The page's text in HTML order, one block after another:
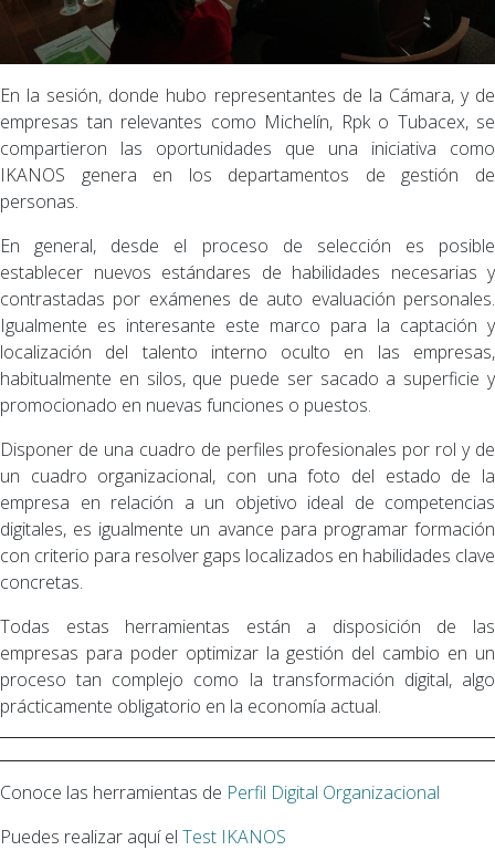
En la sesión, donde hubo representantes de la Cámara, y de
empresas tan relevantes como Michelín, Rpk o Tubacex, se
compartieron las oportunidades que una iniciativa como
IKANOS genera en los departamentos de gestión de
personas.
En general, desde el proceso de selección es posible
establecer nuevos estándares de habilidades necesarias y
contrastadas por exámenes de auto evaluación personales.
Igualmente es interesante este marco para la captación y
localización del talento interno oculto en las empresas,
habitualmente en silos, que puede ser sacado a superficie y
promocionado en nuevas funciones o puestos.
Disponer de una cuadro de perfiles profesionales por rol y de
un cuadro organizacional, con una foto del estado de la
empresa en relación a un objetivo ideal de competencias
digitales, es igualmente un avance para programar formación
con criterio para resolver gaps localizados en habilidades clave
concretas.
Todas estas herramientas están a disposición de las
empresas para poder optimizar la gestión del cambio en un
proceso tan complejo como la transformación digital, algo
prácticamente obligatorio en la economía actual.
Conoce las herramientas de Perfil Digital Organizacional
Puedes realizar aquí el Test IKANOS